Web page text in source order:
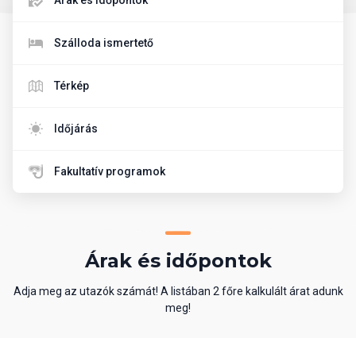
Szálloda ismertető
Térkép
Időjárás
Fakultatív programok
Árak és időpontok
Adja meg az utazók számát! A listában 2 főre kalkulált árat adunk
meg!